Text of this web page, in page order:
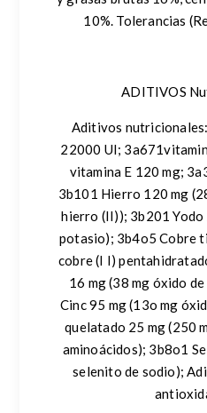
10%. Tolerancias
ADITIVOS
Aditivos
22000 UI;
vitamina E 120 mg;
3b101 Hierro 120 mg
hierro (II)); 3b201 Yodo
potasio); 3b4o5 Cobre
cobre (I I)
16 mg (38 mg óxido
Cinc 95 mg (13o mg
quelatado 25 mg (250
aminoácidos); 3b8o1
selenito de sodio);